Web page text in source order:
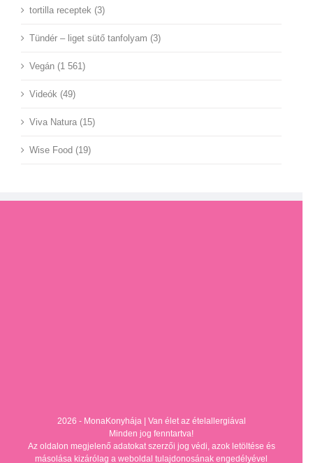
tortilla receptek (3)
Tündér – liget sütő tanfolyam (3)
Vegán (1 561)
Videók (49)
Viva Natura (15)
Wise Food (19)
2026 - MonaKonyhája | Van élet az ételallergiával
Minden jog fenntartva!
Az oldalon megjelenő adatokat szerzői jog védi, azok letöltése és
másolása kizárólag a weboldal tulajdonosának engedélyével